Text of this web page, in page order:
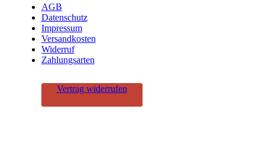
AGB
Datenschutz
Impressum
Versandkosten
Widerruf
Zahlungsarten
Vertrag widerrufen